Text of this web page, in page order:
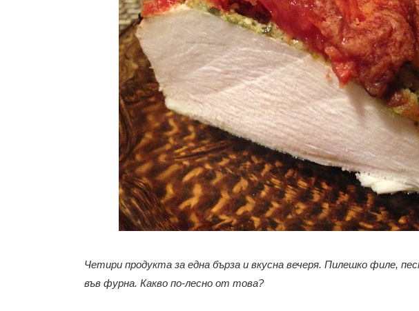
Четири продукта за една бърза и вкусна вечеря. Пилешко филе,
във фурна. Какво по-лесно от това?